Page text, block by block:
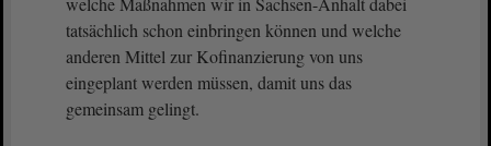
tatsächlich schon einbringen können und welche
anderen Mittel zur Kofinanzierung von uns
eingeplant werden müssen, damit uns das
gemeinsam gelingt.